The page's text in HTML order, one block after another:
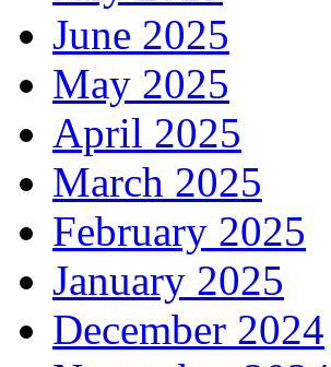
June 2025
May 2025
April 2025
March 2025
February 2025
January 2025
December 2024